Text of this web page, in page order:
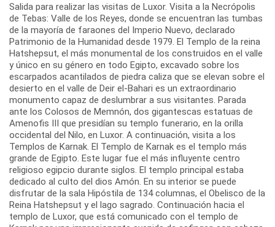
Salida para realizar las visitas de Luxor. Visita a la Necrópolis
de Tebas: Valle de los Reyes, donde se encuentran las tumbas
de la mayoría de faraones del Imperio Nuevo, declarado
Patrimonio de la Humanidad desde 1979. El Templo de la reina
Hatshepsut, el más monumental de los construidos en el valle
y único en su género en todo Egipto, excavado sobre los
escarpados acantilados de piedra caliza que se elevan sobre el
desierto en el valle de Deir el-Bahari es un extraordinario
monumento capaz de deslumbrar a sus visitantes. Parada
ante los Colosos de Memnón, dos gigantescas estatuas de
Amenofis III que presidían su templo funerario, en la orilla
occidental del Nilo, en Luxor. A continuación, visita a los
Templos de Karnak. El Templo de Karnak es el templo más
grande de Egipto. Este lugar fue el más influyente centro
religioso egipcio durante siglos. El templo principal estaba
dedicado al culto del dios Amón. En su interior se puede
disfrutar de la sala Hipóstila de 134 columnas, el Obelisco de la
Reina Hatshepsut y el lago sagrado. Continuación hacia el
templo de Luxor, que está comunicado con el templo de